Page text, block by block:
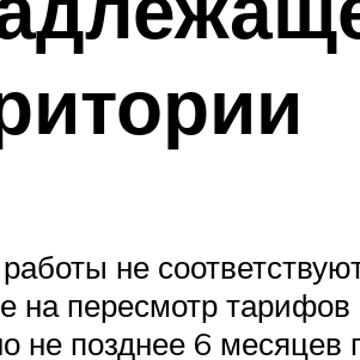
не
на пересмотр тарифов
не позднее 6